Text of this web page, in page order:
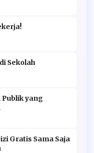
Sekolah
Publik yang
Gratis Sama Saja